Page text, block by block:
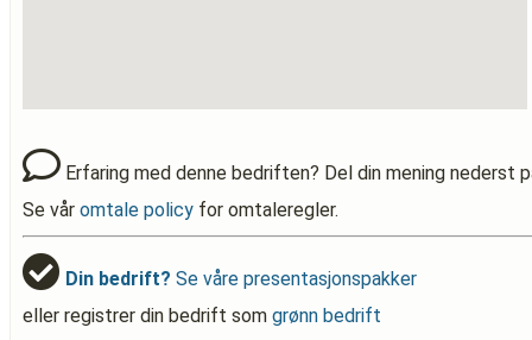
Erfaring med denne bedriften? Del din mening nederst
Se vår omtale policy for omtaleregler.
Din bedrift? Se våre presentasjonspakker
eller registrer din bedrift som grønn bedrift